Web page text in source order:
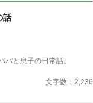
話
パと息子の日常話。
文字数：2,236